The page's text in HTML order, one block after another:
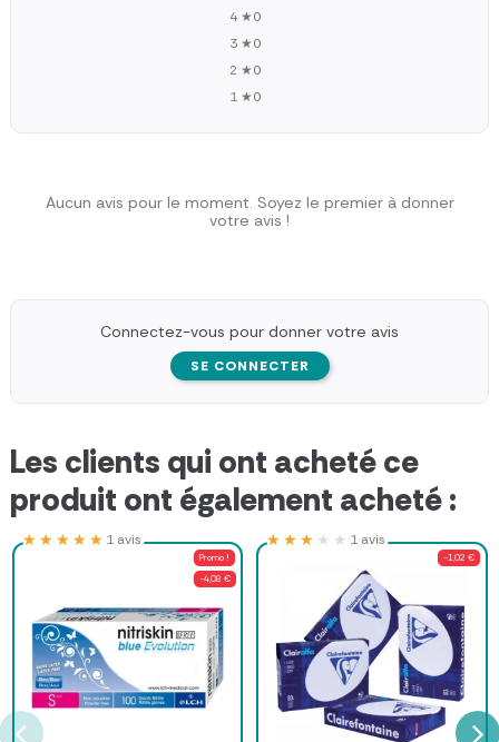
4 ★0
3 ★0
2 ★0
1 ★0
Aucun avis pour le moment. Soyez le premier à donner
votre avis !
Connectez-vous pour donner votre avis
SE CONNECTER
Les clients qui ont acheté ce
produit ont également acheté :
Promo !
-4,08 €
★★★★★
★★★★★ 1 avis
-1,02 €
★★★★★
★★★★★ 1 avis